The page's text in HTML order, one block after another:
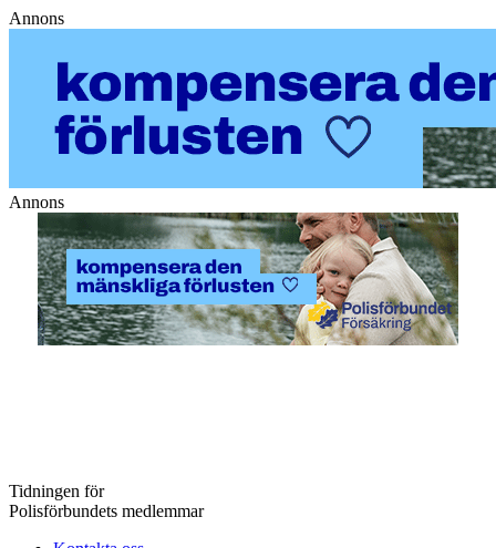
Annons
Annons
Tidningen för
Polisförbundets medlemmar